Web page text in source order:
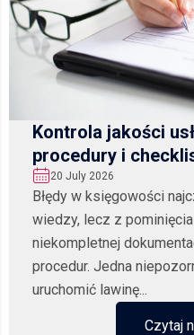
Kontrola jakości
procedury i
20 July 2026
Błędy w księgowości
wiedzy, lecz z
niekompletnej
procedur. Jedna
uruchomić lawinę...
Czytaj